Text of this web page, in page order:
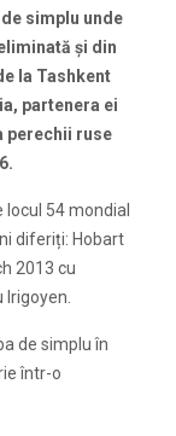
simplu unde
și din
la Tashkent
partenera ei
perechii ruse
locul 54 mondial
diferiți: Hobart
2013 cu
de simplu în
într-o